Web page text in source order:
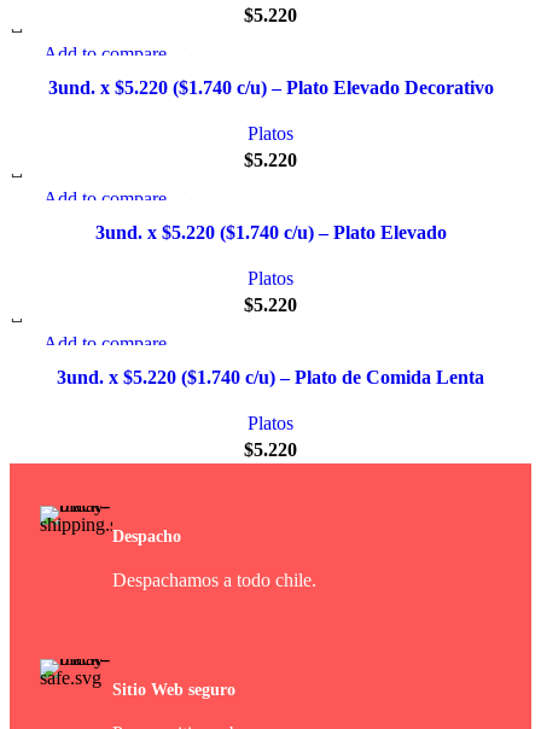
$5.220
Add to compare
Quick view
3und. x $5.220 ($1.740 c/u) – Plato Elevado Decorativo
Platos
$5.220
Add to compare
Quick view
3und. x $5.220 ($1.740 c/u) – Plato Elevado
Platos
$5.220
Add to compare
Quick view
3und. x $5.220 ($1.740 c/u) – Plato de Comida Lenta
Platos
$5.220
Despacho
Despachamos a todo chile.
Sitio Web seguro